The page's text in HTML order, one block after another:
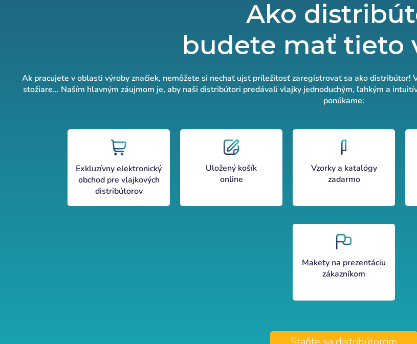
Ako
budete mať tieto
Ak pracujete v oblasti výroby značiek, nemôžete si nechať ujsť príležitosť zaregistrovať sa ako distribútor!
stožiare... Naším hlavným záujmom je, aby naši distribútori predávali vlajky jednoduchým, ľahkým a
ponúkame:
Exkluzívny elektronický
obchod pre vlajkových
distribútorov
Uložený košík
online
Vzorky a katalógy
zadarmo
Makety na prezentáciu
zákazníkom